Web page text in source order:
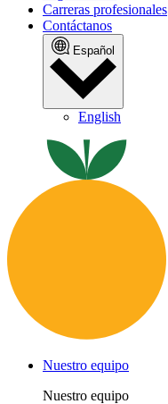
Carreras profesionales
Contáctanos
Español
English
Nuestro equipo
Nuestro equipo